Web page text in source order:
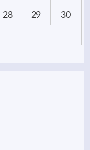
28 29 30